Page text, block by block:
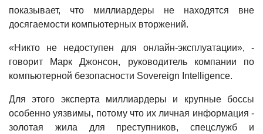
показывает, что миллиардеры не находятся вне
досягаемости компьютерных вторжений.
«Никто не недоступен для онлайн-эксплуатации», -
говорит Марк Джонсон, руководитель компании по
компьютерной безопасности Sovereign Intelligence.
Для этого эксперта миллиардеры и крупные боссы
особенно уязвимы, потому что их личная информация -
золотая жила для преступников, спецслужб и